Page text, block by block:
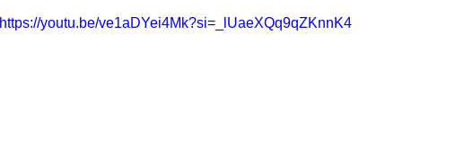
https://youtu.be/ve1aDYei4Mk?si=_lUaeXQq9qZKnnK4